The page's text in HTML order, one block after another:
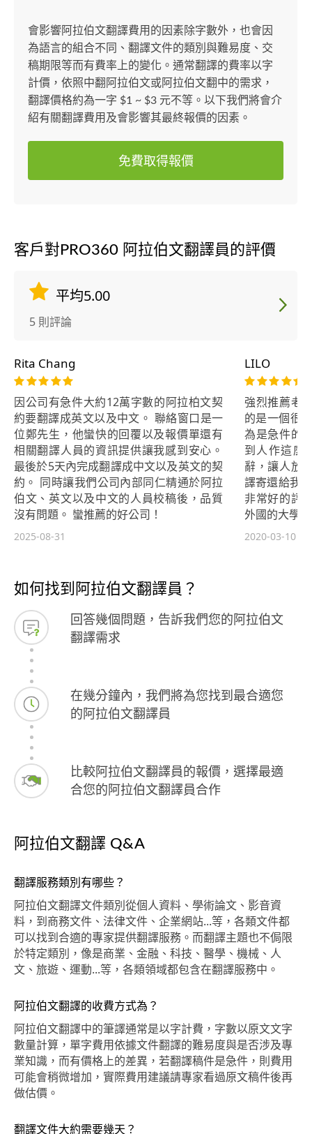
會影響阿拉伯文翻譯費用的因素除字數外，也會因
為語言的組合不同、翻譯文件的類別與難易度、交
稿期限等而有費率上的變化。通常翻譯的費率以字
計價，依照中翻阿拉伯文或阿拉伯文翻中的需求，
翻譯價格約為一字 $1 ~ $3 元不等。以下我們將會介
紹有關翻譯費用及會影響其最終報價的因素。
免費取得報價
客戶對PRO360 阿拉伯文翻譯員的評價
平均5.00
5 則評論
Rita Chang
因公司有急件大約12萬字數的阿拉柏文契
約要翻譯成英文以及中文。 聯絡窗口是一
位鄭先生，他蠻快的回覆以及報價單還有
相關翻譯人員的資訊提供讓我感到安心。
最後於5天內完成翻譯成中文以及英文的契
約。 同時讓我們公司內部同仁精通於阿拉
伯文、英文以及中文的人員校稿後，品質
沒有問題。 蠻推薦的好公司！
2025-08-31
LILO
強烈推薦老
的是一個很
為是急件的
到人作這麼
辭，讓人放
譯寄還給我
非常好的評
外國的大學
2020-03-10
如何找到阿拉伯文翻譯員？
回答幾個問題，告訴我們您的阿拉伯文
翻譯需求
在幾分鐘內，我們將為您找到最合適您
的阿拉伯文翻譯員
比較阿拉伯文翻譯員的報價，選擇最適
合您的阿拉伯文翻譯員合作
阿拉伯文翻譯 Q&A
翻譯服務類別有哪些？
阿拉伯文翻譯文件類別從個人資料、學術論文、影音資
料，到商務文件、法律文件、企業網站...等，各類文件都
可以找到合適的專家提供翻譯服務。而翻譯主題也不侷限
於特定類別，像是商業、金融、科技、醫學、機械、人
文、旅遊、運動...等，各類領域都包含在翻譯服務中。
阿拉伯文翻譯的收費方式為？
阿拉伯文翻譯中的筆譯通常是以字計費，字數以原文文字
數量計算，單字費用依據文件翻譯的難易度與是否涉及專
業知識，而有價格上的差異，若翻譯稿件是急件，則費用
可能會稍微增加，實際費用建議請專家看過原文稿件後再
做估價。
翻譯文件大約需要幾天？